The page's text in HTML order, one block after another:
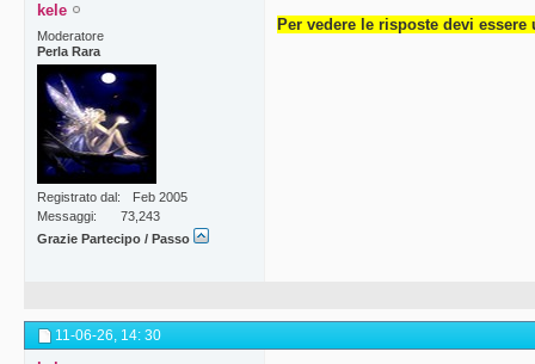
kele
Moderatore
Perla Rara
Registrato dal
Feb 2005
Messaggi
73,243
Grazie Partecipo / Passo
Per vedere le risposte devi
11-06-26, 14: 30